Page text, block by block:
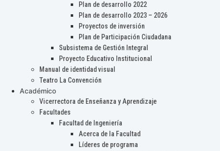
Plan de desarrollo 2022
Plan de desarrollo 2023 – 2026
Proyectos de inversión
Plan de Participación Ciudadana
Subsistema de Gestión Integral
Proyecto Educativo Institucional
Manual de identidad visual
Teatro La Convención
Académico
Vicerrectora de Enseñanza y Aprendizaje
Facultades
Facultad de Ingeniería
Acerca de la Facultad
Líderes de programa